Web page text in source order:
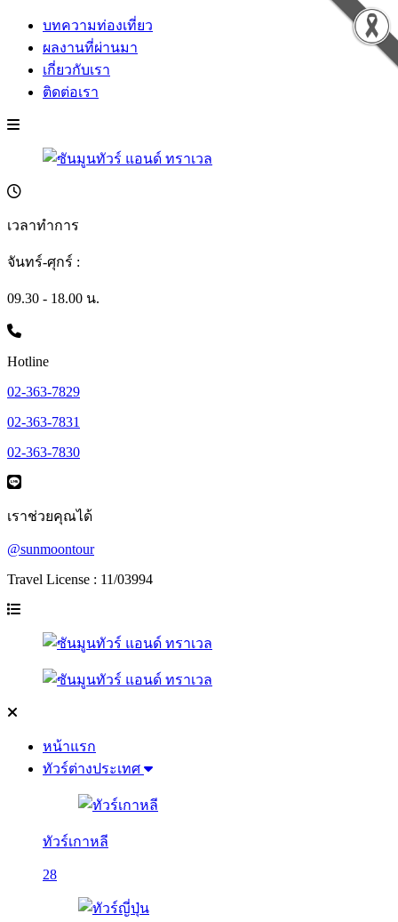
บทความท่องเที่ยว
ผลงานที่ผ่านมา
เกี่ยวกับเรา
ติดต่อเรา
เวลาทำการ
จันทร์-ศุกร์ :
09.30 - 18.00 น.
Hotline
02-363-7829
02-363-7831
02-363-7830
เราช่วยคุณได้
@sunmoontour
Travel License : 11/03994
หน้าแรก
ทัวร์ต่างประเทศ
ทัวร์เกาหลี
28